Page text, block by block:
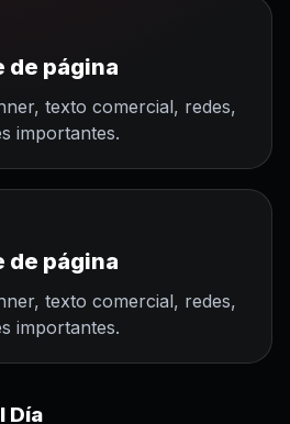
de página
texto comercial, redes,
importantes.
de página
texto comercial, redes,
importantes.
Día